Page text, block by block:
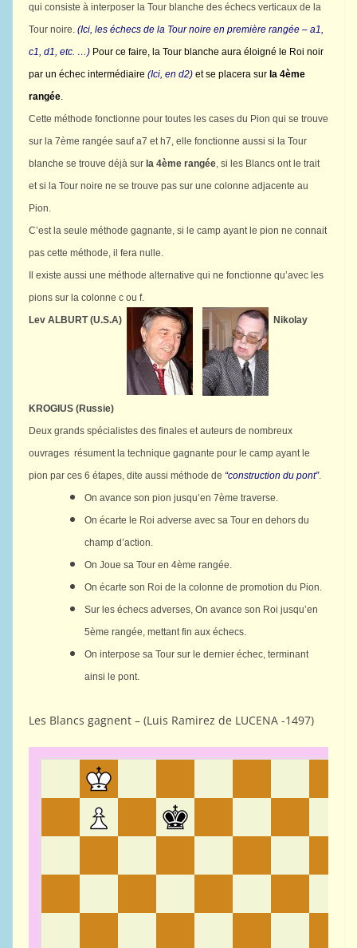
qui consiste à interposer la Tour blanche des échecs verticaux de la
Tour noire. (Ici, les échecs de la Tour noire en première rangée – a1,
c1, d1, etc. …) Pour ce faire, la Tour blanche aura éloigné le Roi noir
par un échec intermédiaire (Ici, en d2) et se placera sur la 4ème
rangée.
Cette méthode fonctionne pour toutes les cases du Pion qui se trouve
sur la 7ème rangée sauf a7 et h7, elle fonctionne aussi si la Tour
blanche se trouve déjà sur la 4ème rangée, si les Blancs ont le trait
et si la Tour noire ne se trouve pas sur une colonne adjacente au
Pion.
C’est la seule méthode gagnante, si le camp ayant le pion ne connait
pas cette méthode, il fera nulle.
Il existe aussi une méthode alternative qui ne fonctionne qu’avec les
pions sur la colonne c ou f.
Lev ALBURT (U.S.A)
Nikolay
KROGIUS (Russie)
Deux grands spécialistes des finales et auteurs de nombreux
ouvrages résument la technique gagnante pour le camp ayant le
pion par ces 6 étapes, dite aussi méthode de “construction du pont”.
On avance son pion jusqu’en 7ème traverse.
On écarte le Roi adverse avec sa Tour en dehors du
champ d’action.
On Joue sa Tour en 4ème rangée.
On écarte son Roi de la colonne de promotion du Pion.
Sur les échecs adverses, On avance son Roi jusqu’en
5ème rangée, mettant fin aux échecs.
On interpose sa Tour sur le dernier échec, terminant
ainsi le pont.
Les Blancs gagnent – (Luis Ramirez de LUCENA -1497)